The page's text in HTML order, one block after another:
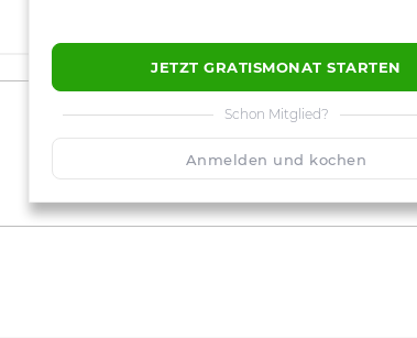
JETZT GRATISMONAT STARTEN
Schon Mitglied?
Anmelden und kochen